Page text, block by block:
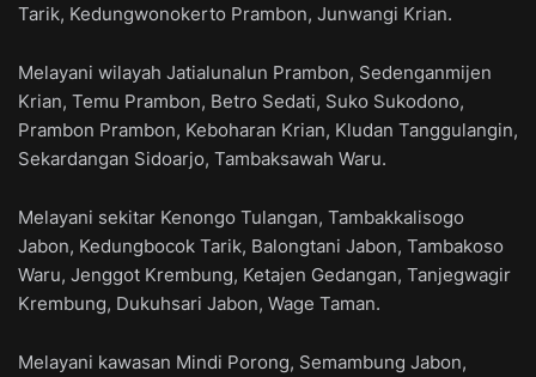
Tarik, Kedungwonokerto Prambon, Junwangi Krian.
Melayani wilayah Jatialunalun Prambon, Sedenganmijen
Krian, Temu Prambon, Betro Sedati, Suko Sukodono,
Prambon Prambon, Keboharan Krian, Kludan Tanggulangin,
Sekardangan Sidoarjo, Tambaksawah Waru.
Melayani sekitar Kenongo Tulangan, Tambakkalisogo
Jabon, Kedungbocok Tarik, Balongtani Jabon, Tambakoso
Waru, Jenggot Krembung, Ketajen Gedangan, Tanjegwagir
Krembung, Dukuhsari Jabon, Wage Taman.
Melayani kawasan Mindi Porong, Semambung Jabon,